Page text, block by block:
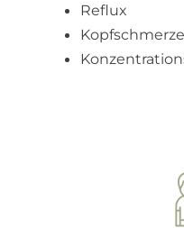
Reflux